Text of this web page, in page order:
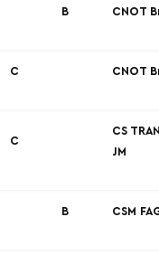
B CNOT
C CNOT
C
CS
JM
B CSM